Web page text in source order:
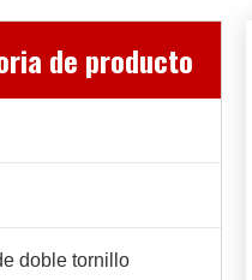
de producto
doble tornillo